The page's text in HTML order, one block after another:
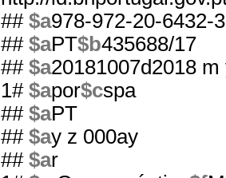
## $a978-972-20-6432-3
## $aPT$b435688/17
## $a20181007d2018
1# $apor$cspa
## $aPT
## $ay z 000ay
## $ar